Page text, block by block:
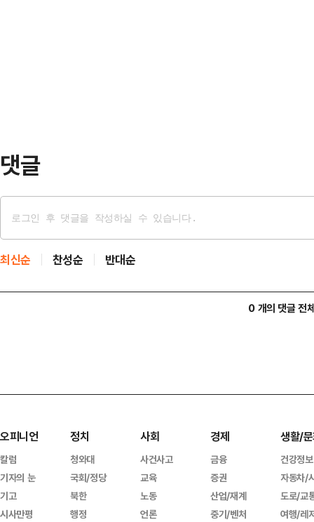
댓글
최신순 찬성순 반대순
0 개의 댓글 전
오피니언
칼럼
기자의 눈
기고
시사만평
정치
청와대
국회/정당
북한
행정
사회
사건사고
교육
노동
언론
경제
금융
증권
산업/재계
중기/벤처
생활/
건강정보
자동차/
도로/교
여행/레